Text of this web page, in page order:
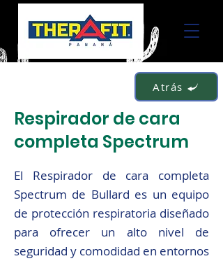
Atrás
Respirador de cara
completa Spectrum
El Respirador de cara completa
Spectrum de Bullard es un equipo
de protección respiratoria diseñado
para ofrecer un alto nivel de
seguridad y comodidad en entornos